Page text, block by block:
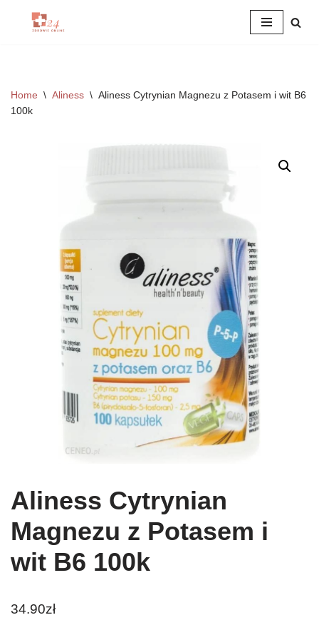
Home \ Aliness \ Aliness Cytrynian Magnezu z Potasem i wit B6
100k
Aliness Cytrynian
Magnezu z Potasem i
wit B6 100k
34.90zł